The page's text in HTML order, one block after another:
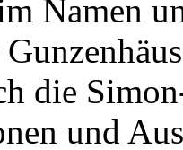
Namen
die
und